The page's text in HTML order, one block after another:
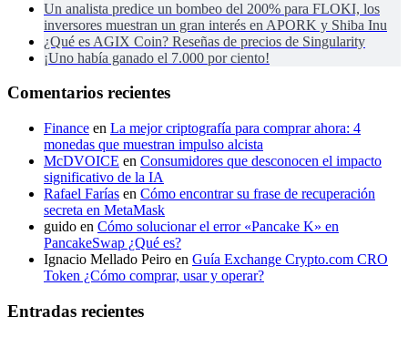
Un analista predice un bombeo del 200% para FLOKI, los
inversores muestran un gran interés en APORK y Shiba Inu
¿Qué es AGIX Coin? Reseñas de precios de Singularity
¡Uno había ganado el 7.000 por ciento!
Comentarios recientes
Finance en La mejor criptografía para comprar ahora: 4
monedas que muestran impulso alcista
McDVOICE en Consumidores que desconocen el impacto
significativo de la IA
Rafael Farías en Cómo encontrar su frase de recuperación
secreta en MetaMask
guido en Cómo solucionar el error «Pancake K» en
PancakeSwap ¿Qué es?
Ignacio Mellado Peiro en Guía Exchange Crypto.com CRO
Token ¿Cómo comprar, usar y operar?
Entradas recientes